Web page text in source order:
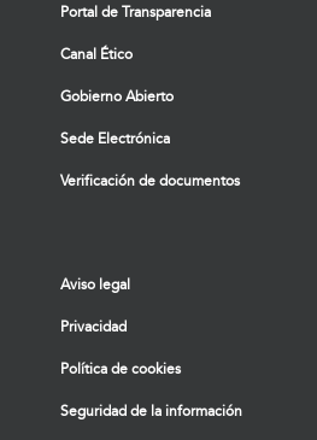
Portal de Transparencia
Canal Ético
Gobierno Abierto
Sede Electrónica
Verificación de documentos
Aviso legal
Privacidad
Política de cookies
Seguridad de la información